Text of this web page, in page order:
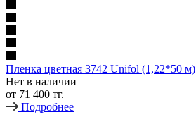
Пленка цветная 3742 Unifol (1,22*50 м)
Нет в наличии
от 71 400 тг.
Подробнее